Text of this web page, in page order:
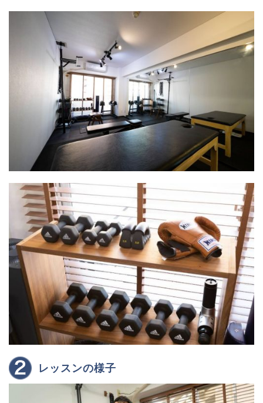
レッスンの様子